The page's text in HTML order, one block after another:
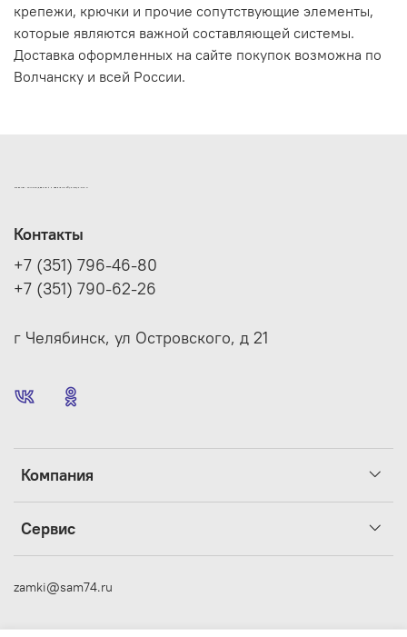
крепежи, крючки и прочие сопутствующие элементы,
которые являются важной составляющей системы.
Доставка оформленных на сайте покупок возможна по
Волчанску и всей России.
Компания
Сервис
Контакты
+7 (351) 796-46-80
+7 (351) 790-62-26
г Челябинск, ул Островского, д 21
zamki@sam74.ru